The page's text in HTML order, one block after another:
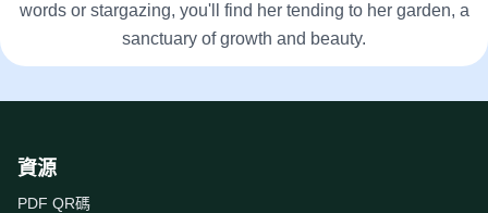
words or stargazing, you'll find her tending to her garden, a
sanctuary of growth and beauty.
資源
PDF QR碼